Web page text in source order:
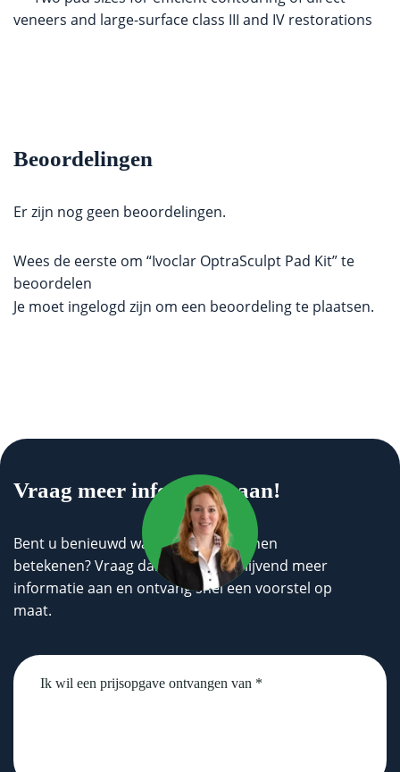
veneers and large-surface class III and IV restorations
Beoordelingen
Er zijn nog geen beoordelingen.
Wees de eerste om “Ivoclar OptraSculpt Pad Kit” te
beoordelen
Je moet ingelogd zijn om een beoordeling te plaatsen.
Vraag meer informatie aan!
Bent u benieuwd wat wij voor u kunnen
betekenen? Vraag dan geheel vrijblijvend meer
informatie aan en ontvang snel een voorstel op
maat.
Untitled